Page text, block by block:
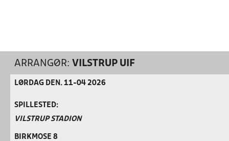
ARRANGØR: VILSTRUP UIF
LØRDAG DEN. 11-04 2026
SPILLESTED:
VILSTRUP STADION
BIRKMOSE 8